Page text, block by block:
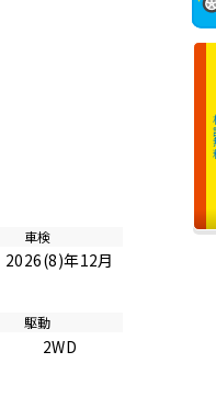
車検
2026(8)年12月
駆動
2WD